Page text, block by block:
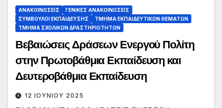
ΑΝΑΚΟΙΝΏΣΕΙΣ
ΓΕΝΙΚΈΣ ΑΝΑΚΟΙΝΏΣΕΙΣ
ΣΎΜΒΟΥΛΟΙ ΕΚΠΑΊΔΕΥΣΗΣ
ΤΜΉΜΑ ΕΚΠΑΙΔΕΥΤΙΚΏΝ ΘΕΜΆΤΩΝ
ΤΜΉΜΑ ΣΧΟΛΙΚΏΝ ΔΡΑΣΤΗΡΙΟΤΉΤΩΝ
Βεβαιώσεις Δράσεων Ενεργού Πολίτη
στην Πρωτοβάθμια Εκπαίδευση και
Δευτεροβάθμια Εκπαίδευση
12 ΙΟΥΝΊΟΥ 2025